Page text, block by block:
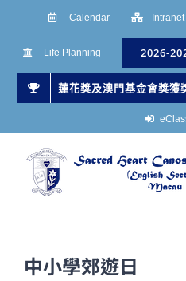
Calendar Intranet
Life Planning 2026-
蓮花獎及澳門基金會獎獲
中小學郊遊日